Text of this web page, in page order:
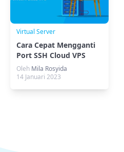
Virtual Server
Cara Cepat Mengganti
Port SSH Cloud VPS
Oleh Mila Rosyida
14 Januari 2023